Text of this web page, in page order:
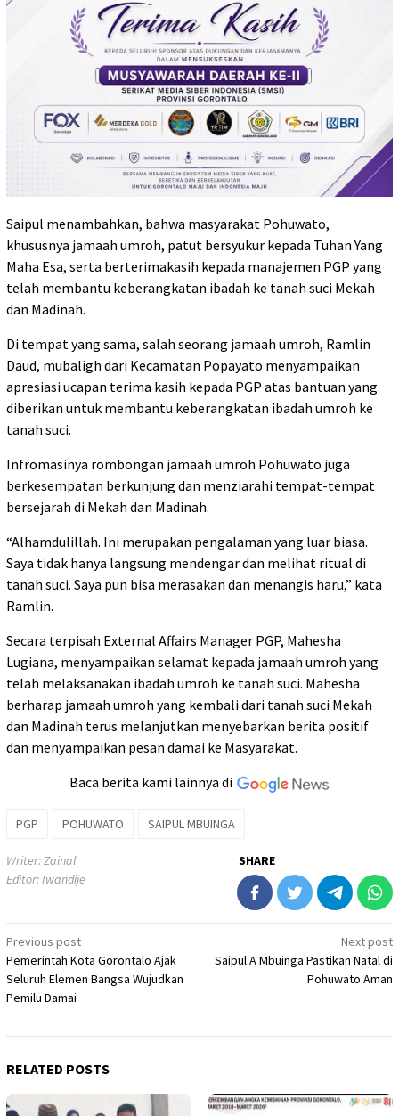
Saipul menambahkan, bahwa masyarakat Pohuwato,
khususnya jamaah umroh, patut bersyukur kepada Tuhan Yang
Maha Esa, serta berterimakasih kepada manajemen PGP yang
telah membantu keberangkatan ibadah ke tanah suci Mekah
dan Madinah.
Di tempat yang sama, salah seorang jamaah umroh, Ramlin
Daud, mubaligh dari Kecamatan Popayato menyampaikan
apresiasi ucapan terima kasih kepada PGP atas bantuan yang
diberikan untuk membantu keberangkatan ibadah umroh ke
tanah suci.
Infromasinya rombongan jamaah umroh Pohuwato juga
berkesempatan berkunjung dan menziarahi tempat-tempat
bersejarah di Mekah dan Madinah.
“Alhamdulillah. Ini merupakan pengalaman yang luar biasa.
Saya tidak hanya langsung mendengar dan melihat ritual di
tanah suci. Saya pun bisa merasakan dan menangis haru,” kata
Ramlin.
Secara terpisah External Affairs Manager PGP, Mahesha
Lugiana, menyampaikan selamat kepada jamaah umroh yang
telah melaksanakan ibadah umroh ke tanah suci. Mahesha
berharap jamaah umroh yang kembali dari tanah suci Mekah
dan Madinah terus melanjutkan menyebarkan berita positif
dan menyampaikan pesan damai ke Masyarakat.
Baca berita kami lainnya di
PGP POHUWATO SAIPUL MBUINGA
Writer: Zainal
Editor: Iwandije
SHARE
Post
navigation
Previous post
Pemerintah Kota Gorontalo Ajak
Seluruh Elemen Bangsa Wujudkan
Pemilu Damai
Next post
Saipul A Mbuinga Pastikan Natal di
Pohuwato Aman
RELATED POSTS